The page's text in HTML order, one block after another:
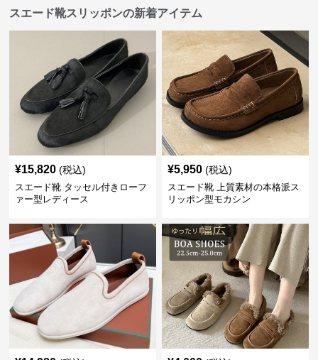
スエード靴スリッポンの新着アイテム
¥15,820 (税込)
スエード靴 タッセル付きローフ
ァー型レディース
¥5,950 (税込)
スエード靴 上質素材の本格派ス
リッポン型モカシン